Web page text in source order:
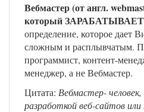
Вебмастер (от англ.
который ЗАРАБАТЫВАЕТ
определение, которое дает
сложным и расплывчатым.
программист, контент-
менеджер, а не Вебмастер.
Цитата: Вебмастер-
разработкой веб-сайтов